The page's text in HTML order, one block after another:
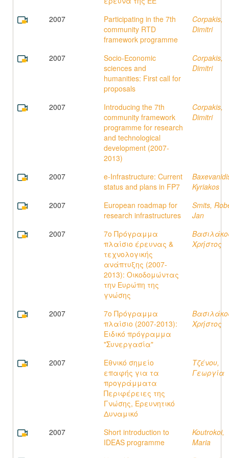
2007
Participating in the 7th
community RTD
framework programme
Corpakis,
Dimitri
2007
Socio-Economic
sciences and
humanities: First call for
proposals
Corpakis,
Dimitri
2007
Introducing the 7th
community framework
programme for research
and technological
development (2007-
2013)
Corpakis,
Dimitri
2007
e-Infrastructure: Current
status and plans in FP7
Kyriakos
2007
European roadmap for
research infrastructures
Smits,
Jan
2007
7ο Πρόγραμμα
πλαίσιο έρευνας &
τεχνολογικής
ανάπτυξης (2007-
2013): Οικοδομώντας
την Ευρώπη της
γνώσης
Χρήστος
2007
7ο Πρόγραμμα
πλαίσιο (2007-2013):
Ειδικό πρόγραμμα
"Συνεργασία"
Χρήστος
2007
Εθνικό σημείο
επαφής για τα
προγράμματα
Περιφέρειες της
Γνώσης, Ερευνητικό
Δυναμικό
Τζένου,
Γεωργία
2007
Short introduction to
IDEAS programme
Koutrokoi,
Maria